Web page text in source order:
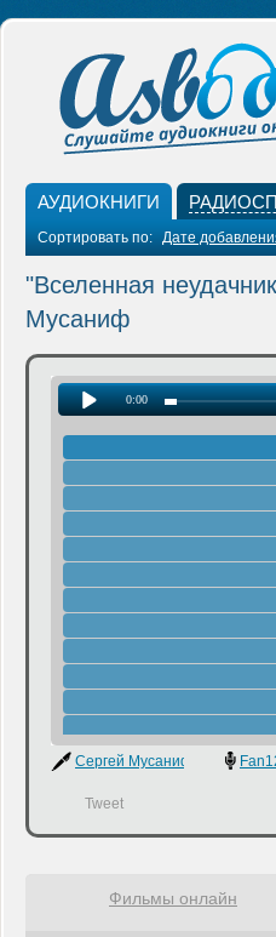
АУДИОКНИГИ
Сортировать по: Дате
"Вселенная
Мусаниф
0:00
Сергей Мусаниф Роман
Tweet
Фильмы онлайн